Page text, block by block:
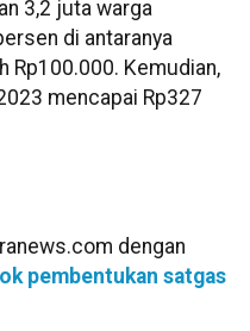
3,2 juta warga
di antaranya
Rp100.000. Kemudian,
mencapai Rp327
dengan
pembentukan satgas